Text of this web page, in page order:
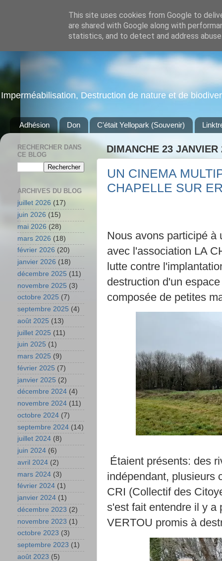
Imperméabilisation, Destruction de nature et de
Adhésion Don C'était Yellopark (Souvenir)
DIMANCHE 23 JANVIER
UN CINEMA
CHAPELLE SUR
Nous avons participé à
avec l'association LA
lutte contre
destruction d'un
composée de petites
Étaient présents: des
indépendant, plusieurs
CRI (Collectif des
s'est fait entendre il y a
VERTOU promis à
RECHERCHER DANS
CE BLOG
ARCHIVES DU BLOG
juillet 2026 (17)
juin 2026 (15)
mai 2026 (28)
mars 2026 (18)
février 2026 (20)
janvier 2026 (18)
décembre 2025 (11)
novembre 2025 (3)
octobre 2025 (7)
septembre 2025 (4)
août 2025 (13)
juillet 2025 (11)
juin 2025 (1)
mars 2025 (9)
février 2025 (7)
janvier 2025 (2)
décembre 2024 (4)
novembre 2024 (11)
octobre 2024 (7)
septembre 2024 (14)
juillet 2024 (8)
juin 2024 (6)
avril 2024 (2)
mars 2024 (3)
février 2024 (1)
janvier 2024 (1)
décembre 2023 (2)
novembre 2023 (1)
octobre 2023 (3)
septembre 2023 (1)
août 2023 (5)
This site uses cookies from Google to
are shared with Google along with
statistics, and to detect and address